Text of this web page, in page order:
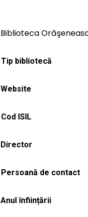
Biblioteca
Tip bibliotecă
Website
Cod ISIL
Director
Persoană de contact
Anul înființării